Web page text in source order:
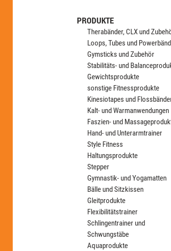
PRODUKTE
Therabänder, CLX und
Loops, Tubes und
Gymsticks und Zubehör
Stabilitäts- und
Gewichtsprodukte
sonstige Fitnessprodukte
Kinesiotapes und
Kalt- und Warmanwendungen
Faszien- und
Hand- und Unterarmtrainer
Style Fitness
Haltungsprodukte
Stepper
Gymnastik- und Yogamatten
Bälle und Sitzkissen
Gleitprodukte
Flexibilitätstrainer
Schlingentrainer und
Schwungstäbe
Aquaprodukte